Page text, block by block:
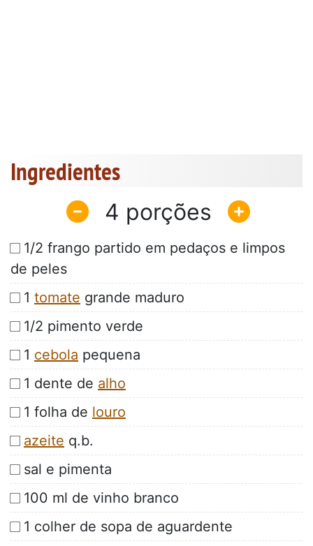
Ingredientes
4
1/2 frango partido em pedaços e limpos
de peles
1 tomate grande maduro
1/2 pimento verde
1 cebola pequena
1 dente de alho
1 folha de louro
azeite q.b.
sal e pimenta
100 ml de vinho branco
1 colher de sopa de aguardente